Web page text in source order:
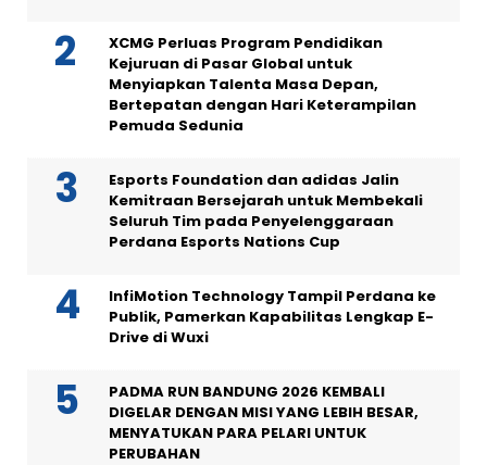
XCMG Perluas Program Pendidikan
Kejuruan di Pasar Global untuk
Menyiapkan Talenta Masa Depan,
Bertepatan dengan Hari Keterampilan
Pemuda Sedunia
Esports Foundation dan adidas Jalin
Kemitraan Bersejarah untuk Membekali
Seluruh Tim pada Penyelenggaraan
Perdana Esports Nations Cup
InfiMotion Technology Tampil Perdana ke
Publik, Pamerkan Kapabilitas Lengkap E-
Drive di Wuxi
PADMA RUN BANDUNG 2026 KEMBALI
DIGELAR DENGAN MISI YANG LEBIH BESAR,
MENYATUKAN PARA PELARI UNTUK
PERUBAHAN